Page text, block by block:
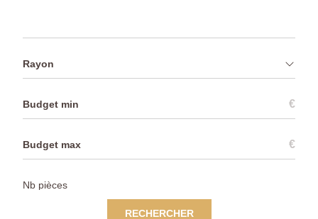
Rayon
€
€
RECHERCHER